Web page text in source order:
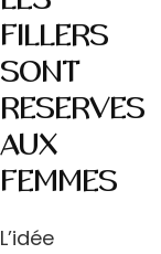
FILLERS
SONT
RÉSERVÉS
AUX
FEMMES
L’idée